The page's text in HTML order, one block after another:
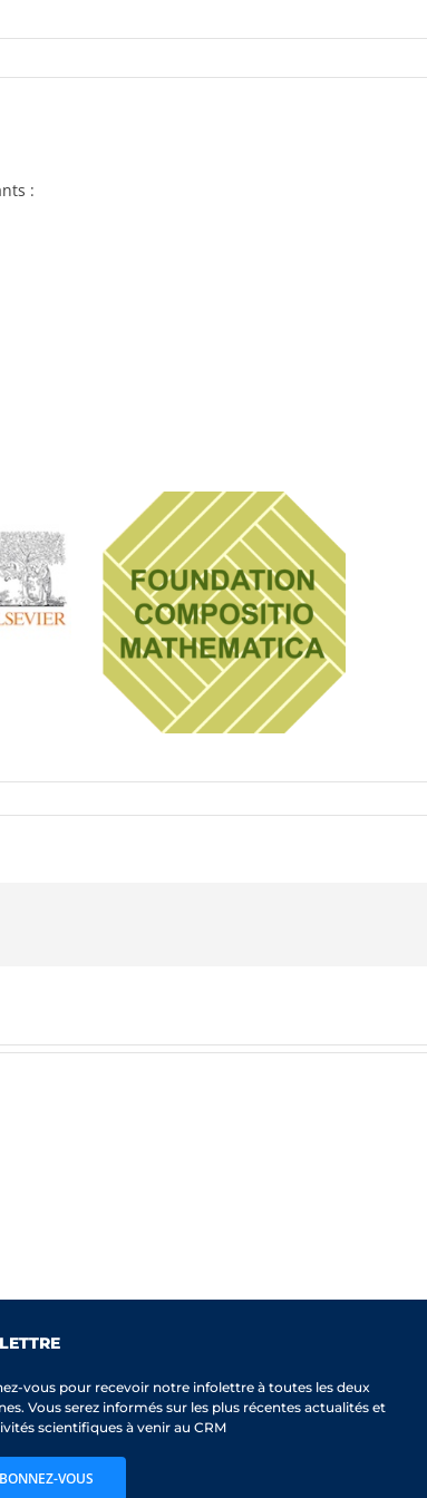
:
vous pour recevoir notre infolettre à toutes les deux
Vous serez informés sur les plus récentes actualités et
scientifiques à venir au CRM
VOUS